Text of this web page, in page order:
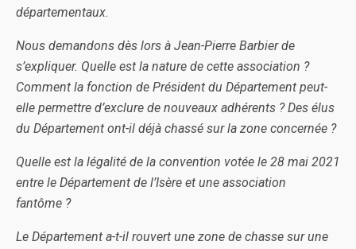
départementaux.
Nous demandons dès lors à Jean-Pierre Barbier de
s’expliquer. Quelle est la nature de cette association ?
Comment la fonction de Président du Département peut-
elle permettre d’exclure de nouveaux adhérents ? Des élus
du Département ont-il déjà chassé sur la zone concernée ?
Quelle est la légalité de la convention votée le 28 mai 2021
entre le Département de l’Isère et une association
fantôme ?
Le Département a-t-il rouvert une zone de chasse sur une